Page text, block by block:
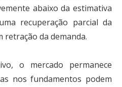
abaixo da estimativa
recuperação parcial da
retração da demanda.
o mercado permanece
nos fundamentos podem